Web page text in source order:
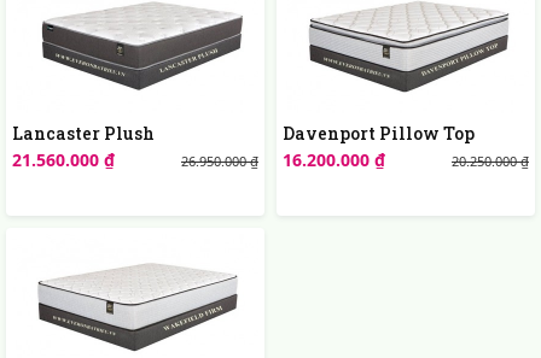
Lancaster Plush
26.950.000 ₫
21.560.000 ₫
Davenport Pillow Top
20.250.000 ₫
16.200.000 ₫